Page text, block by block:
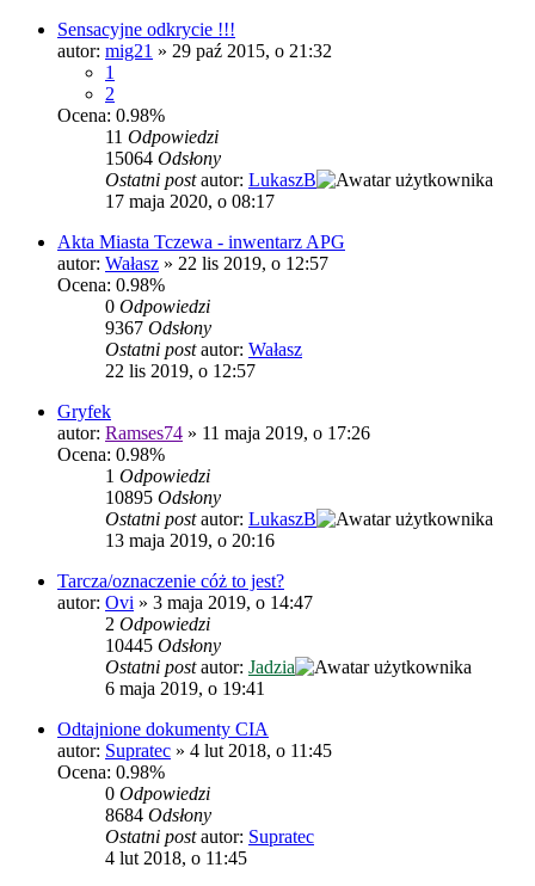
Sensacyjne odkrycie !!!
autor: mig21 » 29 paź 2015, o 21:32
1
2
Ocena: 0.98%
11 Odpowiedzi
15064 Odsłony
Ostatni postautor: LukaszB
17 maja 2020, o 08:17
Akta Miasta Tczewa - inwentarz APG
autor: Wałasz » 22 lis 2019, o 12:57
Ocena: 0.98%
0 Odpowiedzi
9367 Odsłony
Ostatni postautor: Wałasz
22 lis 2019, o 12:57
Gryfek
autor: Ramses74 » 11 maja 2019, o 17:26
Ocena: 0.98%
1 Odpowiedzi
10895 Odsłony
Ostatni postautor: LukaszB
13 maja 2019, o 20:16
Tarcza/oznaczenie cóż to jest?
autor: Ovi » 3 maja 2019, o 14:47
2 Odpowiedzi
10445 Odsłony
Ostatni postautor: Jadzia
6 maja 2019, o 19:41
Odtajnione dokumenty CIA
autor: Supratec » 4 lut 2018, o 11:45
Ocena: 0.98%
0 Odpowiedzi
8684 Odsłony
Ostatni postautor: Supratec
4 lut 2018, o 11:45